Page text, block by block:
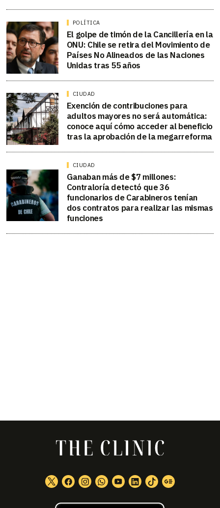
POLÍTICA
El golpe de timón de la Cancillería en la
ONU: Chile se retira del Movimiento de
Países No Alineados de las Naciones
Unidas tras 55 años
CIUDAD
Exención de contribuciones para
adultos mayores no será automática:
conoce aquí cómo acceder al beneficio
tras la aprobación de la megarreforma
CIUDAD
Ganaban más de $7 millones:
Contraloría detectó que 36
funcionarios de Carabineros tenían
dos contratos para realizar las mismas
funciones